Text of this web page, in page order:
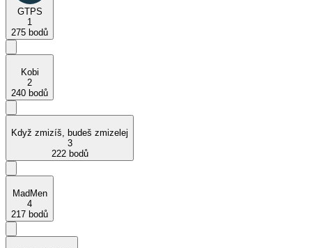
GTPS
1
275 bodů
Kobi
2
240 bodů
Když zmizíš, budeš zmizelej
3
222 bodů
MadMen
4
217 bodů